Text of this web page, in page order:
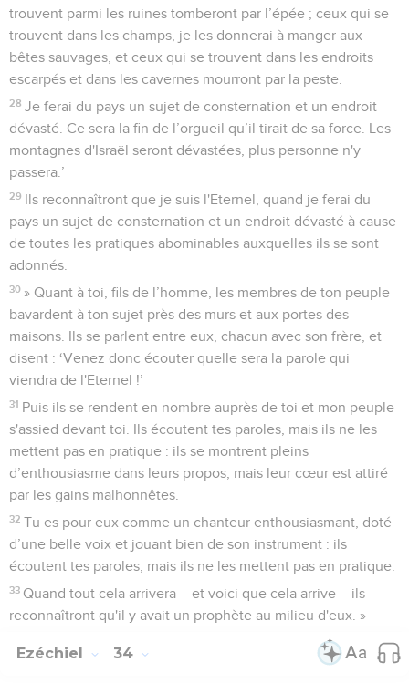
trouvent parmi les ruines tomberont par l’épée ; ceux qui se
trouvent dans les champs, je les donnerai à manger aux
bêtes sauvages, et ceux qui se trouvent dans les endroits
escarpés et dans les cavernes mourront par la peste.
28 Je ferai du pays un sujet de consternation et un endroit
dévasté. Ce sera la fin de l’orgueil qu’il tirait de sa force. Les
montagnes d'Israël seront dévastées, plus personne n'y
passera.’
29 Ils reconnaîtront que je suis l'Eternel, quand je ferai du
pays un sujet de consternation et un endroit dévasté à cause
de toutes les pratiques abominables auxquelles ils se sont
adonnés.
30 » Quant à toi, fils de l’homme, les membres de ton peuple
bavardent à ton sujet près des murs et aux portes des
maisons. Ils se parlent entre eux, chacun avec son frère, et
disent : ‘Venez donc écouter quelle sera la parole qui
viendra de l'Eternel !’
31 Puis ils se rendent en nombre auprès de toi et mon peuple
s'assied devant toi. Ils écoutent tes paroles, mais ils ne les
mettent pas en pratique : ils se montrent pleins
d’enthousiasme dans leurs propos, mais leur cœur est attiré
par les gains malhonnêtes.
32 Tu es pour eux comme un chanteur enthousiasmant, doté
d’une belle voix et jouant bien de son instrument : ils
écoutent tes paroles, mais ils ne les mettent pas en pratique.
33 Quand tout cela arrivera – et voici que cela arrive – ils
reconnaîtront qu'il y avait un prophète au milieu d'eux. »
Ezéchiel 34